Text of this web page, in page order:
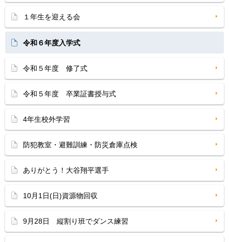
１年生を迎える会
令和６年度入学式
令和５年度 修了式
令和５年度 卒業証書授与式
4年生校外学習
防犯教室・避難訓練・防災倉庫点検
ありがとう！大谷翔平選手
10月1日(日)資源物回収
9月28日 縦割り班でダンス練習